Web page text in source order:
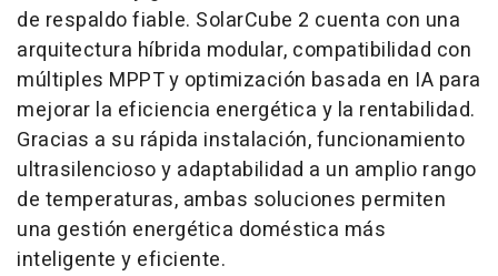
de respaldo fiable. SolarCube 2 cuenta con una
arquitectura híbrida modular, compatibilidad con
múltiples MPPT y optimización basada en IA para
mejorar la eficiencia energética y la rentabilidad.
Gracias a su rápida instalación, funcionamiento
ultrasilencioso y adaptabilidad a un amplio rango
de temperaturas, ambas soluciones permiten
una gestión energética doméstica más
inteligente y eficiente.